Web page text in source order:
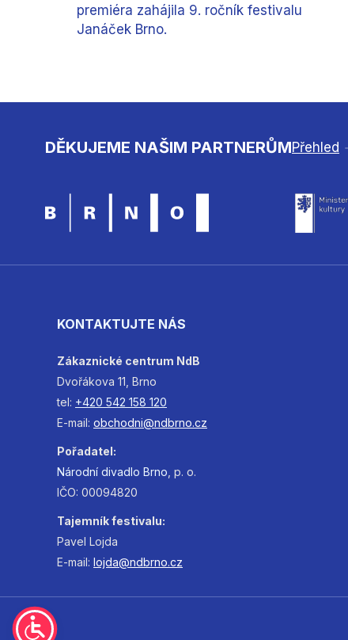
premiéra zahájila 9. ročník festivalu
Janáček Brno.
DĚKUJEME NAŠIM PARTNERŮMPřehled
KONTAKTUJTE NÁS
Zákaznické centrum NdB
Dvořákova 11, Brno
tel: +420 542 158 120
E-mail: obchodni@ndbrno.cz
Pořadatel:
Národní divadlo Brno , p. o.
IČO: 00094820
Tajemník festivalu:
Pavel Lojda
E-mail: lojda@ndbrno.cz